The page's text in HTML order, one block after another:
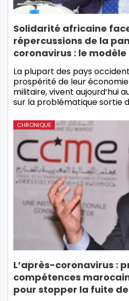
Solidarité africaine
répercussions de la
coronavirus : le
La plupart des pays
prospérité de leur
militaire, vivent aujourd’hui
sur la problématique sortie
CHRONIQUE
L’après-coronavirus :
compétences
pour stopper la fuite